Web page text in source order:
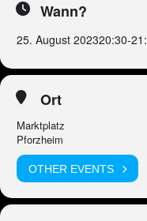
Wann?
25. August 202320:30-
Ort
Marktplatz
Pforzheim
OTHER EVENTS